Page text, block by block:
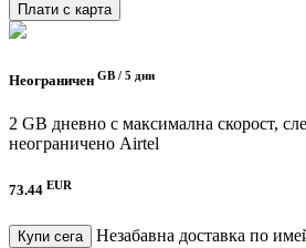
Плати с карта
Неограничен GB / 5 дни
2 GB дневно с максимална скорост,
неограничено Airtel
73.44 EUR
Купи сега
Незабавна доставка по